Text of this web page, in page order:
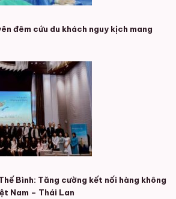
đêm cứu du khách nguy kịch mang
Bình: Tăng cường kết nối hàng không
Nam – Thái Lan